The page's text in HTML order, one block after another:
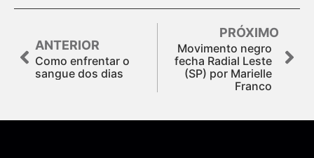
ANTERIOR
Como enfrentar o
sangue dos dias
PRÓXIMO
Movimento negro
fecha Radial Leste
(SP) por Marielle
Franco